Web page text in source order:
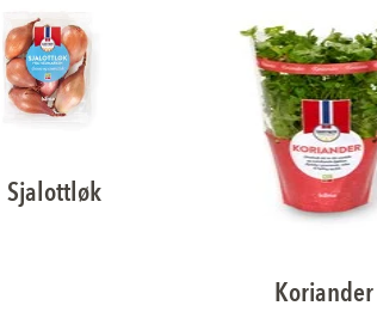
Sjalottløk
Koriander